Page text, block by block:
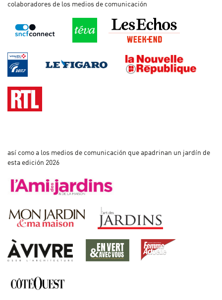
colaboradores de los medios de comunicación
así como a los medios de comunicación que apadrinan un jardín de
esta edición 2026